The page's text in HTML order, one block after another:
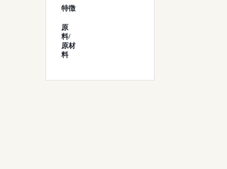
特徴
原
料/
原材
料